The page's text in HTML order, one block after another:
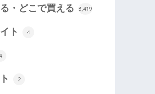
・どこで買える 3,419
ト 4
2